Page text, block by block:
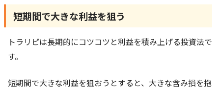
短期間で大きな利益を狙う
トラリピは長期的にコツコツと利益を積み上げる投資法で
す。
短期間で大きな利益を狙おうとすると、大きな含み損を抱